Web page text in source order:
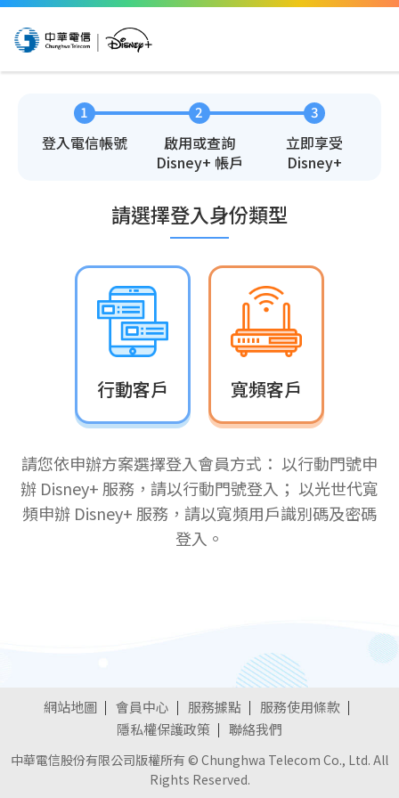
|
1
登入電信帳號
2
啟用或查詢
Disney+ 帳戶
3
立即享受
Disney+
請選擇登入身份類型
行動客戶 寬頻客戶
請您依申辦方案選擇登入會員方式： 以行動門號申
辦 Disney+ 服務，請以行動門號登入； 以光世代寬
頻申辦 Disney+ 服務，請以寬頻用戶識別碼及密碼
登入。
網站地圖 會員中心 服務據點
服務使用條款
隱私權保護政策
聯絡我們
中華電信股份有限公司版權所有 © Chunghwa Telecom Co., Ltd. All
Rights Reserved.